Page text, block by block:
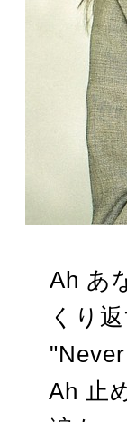
Ah あ
くり返
"Never
Ah 止